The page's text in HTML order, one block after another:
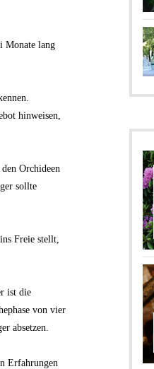
Monate lang
hinweisen,
Orchideen
sollte
Freie stellt,
ist die
von vier
absetzen.
Erfahrungen